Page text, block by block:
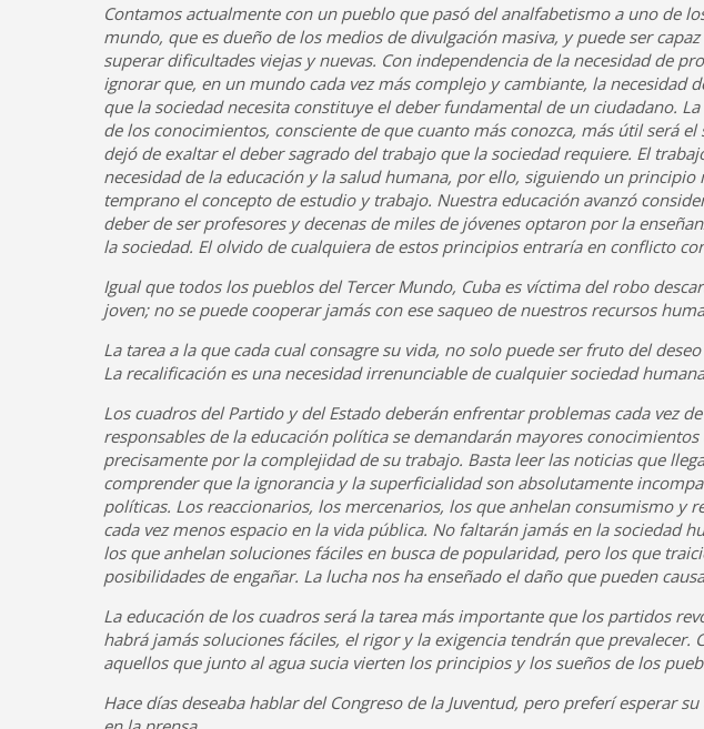
Contamos actualmente con un pueblo que pasó del analfabetismo a uno de
mundo, que es dueño de los medios de divulgación masiva, y puede ser
superar dificultades viejas y nuevas. Con independencia de la necesidad de
ignorar que, en un mundo cada vez más complejo y cambiante, la necesidad
que la sociedad necesita constituye el deber fundamental de un ciudadano.
de los conocimientos, consciente de que cuanto más conozca, más útil será
dejó de exaltar el deber sagrado del trabajo que la sociedad requiere. El
necesidad de la educación y la salud humana, por ello, siguiendo un
temprano el concepto de estudio y trabajo. Nuestra educación avanzó
deber de ser profesores y decenas de miles de jóvenes optaron por la
la sociedad. El olvido de cualquiera de estos principios entraría en conflicto
Igual que todos los pueblos del Tercer Mundo, Cuba es víctima del robo
joven; no se puede cooperar jamás con ese saqueo de nuestros recursos
La tarea a la que cada cual consagre su vida, no solo puede ser fruto del
La recalificación es una necesidad irrenunciable de cualquier sociedad
Los cuadros del Partido y del Estado deberán enfrentar problemas cada vez
responsables de la educación política se demandarán mayores
precisamente por la complejidad de su trabajo. Basta leer las noticias que
comprender que la ignorancia y la superficialidad son absolutamente
políticas. Los reaccionarios, los mercenarios, los que anhelan consumismo y
cada vez menos espacio en la vida pública. No faltarán jamás en la sociedad
los que anhelan soluciones fáciles en busca de popularidad, pero los que
posibilidades de engañar. La lucha nos ha enseñado el daño que pueden
La educación de los cuadros será la tarea más importante que los partidos
habrá jamás soluciones fáciles, el rigor y la exigencia tendrán que prevalecer.
aquellos que junto al agua sucia vierten los principios y los sueños de los
Hace días deseaba hablar del Congreso de la Juventud, pero preferí esperar